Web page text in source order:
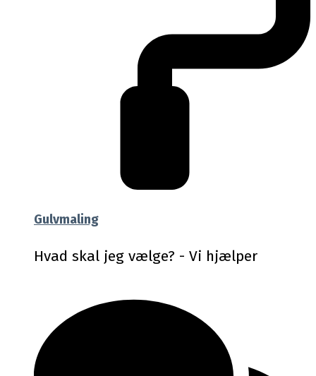
Gulvmaling
Hvad skal jeg vælge? - Vi hjælper